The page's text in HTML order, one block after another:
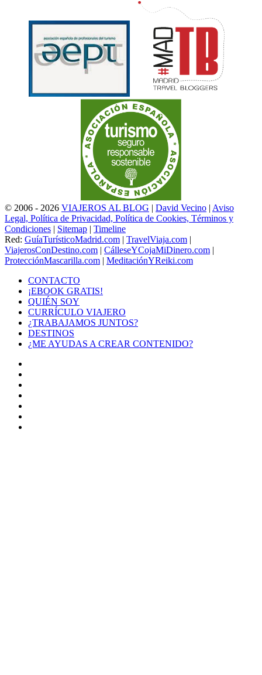
© 2006 - 2026 VIAJEROS AL BLOG | David Vecino | Aviso
Legal, Política de Privacidad, Política de Cookies, Términos y
Condiciones | Sitemap | Timeline
Red: GuíaTurísticoMadrid.com | TravelViaja.com |
ViajerosConDestino.com | CálleseYCojaMiDinero.com |
ProtecciónMascarilla.com | MeditaciónYReiki.com
CONTACTO
¡EBOOK GRATIS!
QUIÉN SOY
CURRÍCULO VIAJERO
¿TRABAJAMOS JUNTOS?
DESTINOS
¿ME AYUDAS A CREAR CONTENIDO?